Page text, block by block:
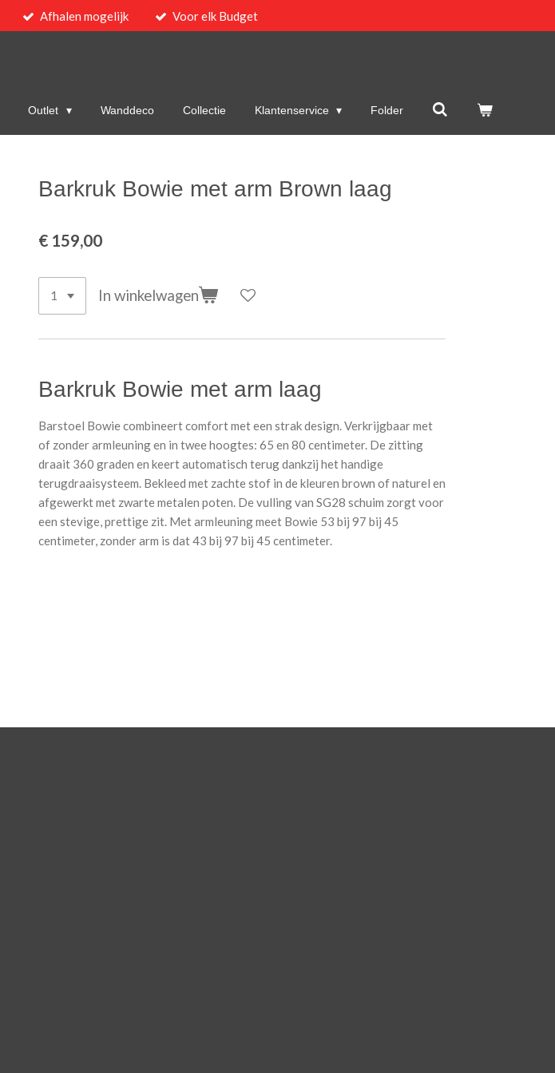
Afhalen mogelijk Voor elk Budget
Outlet Wanddeco Collectie Klantenservice Folder
Barkruk Bowie met arm Brown laag
€ 159,00
In winkelwagen
Barkruk Bowie met arm laag
Barstoel Bowie combineert comfort met een strak design. Verkrijgbaar met
of zonder armleuning en in twee hoogtes: 65 en 80 centimeter. De zitting
draait 360 graden en keert automatisch terug dankzij het handige
terugdraaisysteem. Bekleed met zachte stof in de kleuren brown of naturel en
afgewerkt met zwarte metalen poten. De vulling van SG28 schuim zorgt voor
een stevige, prettige zit. Met armleuning meet Bowie 53 bij 97 bij 45
centimeter, zonder arm is dat 43 bij 97 bij 45 centimeter.